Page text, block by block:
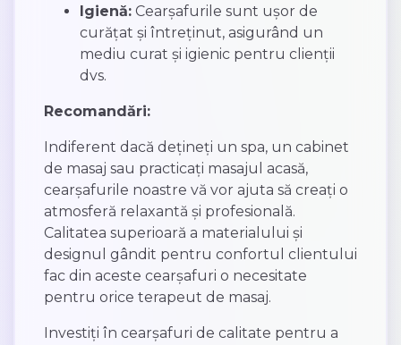
Igienă:Cearșafurile sunt ușor de
curățat și întreținut, asigurând un
mediu curat și igienic pentru clienții
dvs.
Recomandări:
Indiferent dacă dețineți un spa, un cabinet
de masaj sau practicați masajul acasă,
cearșafurile noastre vă vor ajuta să creați o
atmosferă relaxantă și profesională.
Calitatea superioară a materialului și
designul gândit pentru confortul clientului
fac din aceste cearșafuri o necesitate
pentru orice terapeut de masaj.
Investiți în cearșafuri de calitate pentru a